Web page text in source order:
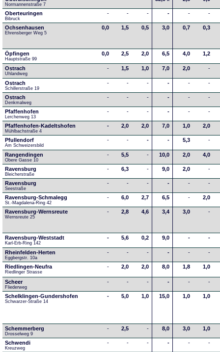
Normannenstraße 7
Oberteuringen
Bibruck
- - - - - -
Ochsenhausen
Ehrensberger Weg 5
0,0 1,5 0,5 3,0 0,7 0,3
Öpfingen
Hauptstraße 99
0,0 2,5 2,0 6,5 4,0 1,2
Ostrach
Uhlandweg
- 1,5 1,0 7,0 2,0 -
Ostrach
Schillerstraße 19
- - - - - -
Ostrach
Denkmalweg
- - - - - -
Pfaffenhofen
Lerchenweg 13
- - - - - -
Pfaffenhofen-Kadeltshofen
Mühlbachstraße 4
- 2,0 2,0 7,0 1,0 2,0
Pfullendorf
Am Schweizersbild
- - - - 5,3 -
Rangendingen
Obere Gasse 10
- 5,5 - 10,0 2,0 4,0
Ravensburg
Bleicherstraße
- 6,3 - 9,0 2,0 -
Ravensburg
Seestraße
- - - - - -
Ravensburg-Schmalegg
St.-Magdalena-Ring 42
- 6,0 2,7 6,5 - 2,0
Ravensburg-Wernsreute
Wernsreute 25
- 2,8 4,6 3,4 3,0 -
Ravensburg-Weststadt
Karl-Erb-Ring 142
- 5,6 0,2 9,0 - -
Rheinfelden-Herten
Eggbergstr. 10a
- - - - - -
Riedlingen-Neufra
Riedlinger Strasse
- 2,0 2,0 8,0 1,8 1,0
Scheer
Fliederweg
- - - - - -
Schelklingen-Gundershofen
Schwarzer-Straße 14
- 5,0 1,0 15,0 1,0 1,0
Schemmerberg
Drosselweg 9
- 2,5 - 8,0 3,0 1,0
Schwendi
Kreuzweg
- - - - - -